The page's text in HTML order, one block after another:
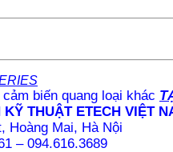
biến quang loại khác
KỸ THUẬT ETECH VIỆT
Hoàng Mai, Hà Nội
– 094.616.3689